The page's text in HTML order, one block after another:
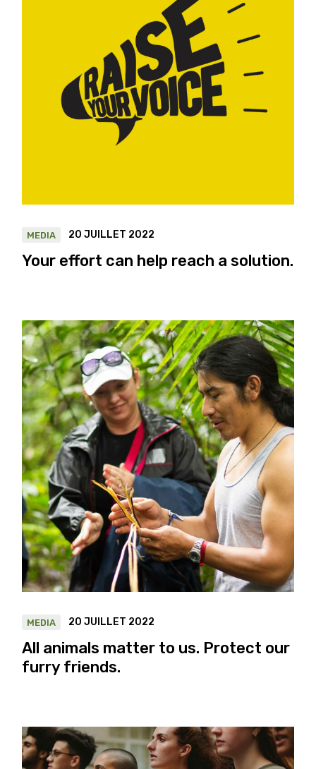
MEDIA 20 JUILLET 2022
Your effort can help reach a solution.
MEDIA 20 JUILLET 2022
All animals matter to us. Protect our
furry friends.